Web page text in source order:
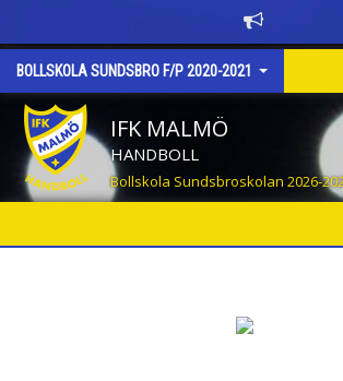
BOLLSKOLA SUNDSBRO F/P 2020-2021
IFK MALMÖ
HANDBOLL
Bollskola Sundsbroskolan 2026-